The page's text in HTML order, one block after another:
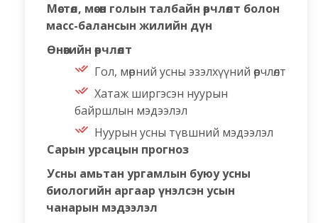
Мөстөл, мөсөн голын талбайн өөрчлөлт болон
масс-балансын жилийн дүн
Өнөөгийн өөрчлөлт
Гол, мөрний усны эзэлхүүний өөрчлөлт
Хатаж ширгэсэн нуурын
байршлын мэдээлэл
Нуурын усны түвшний мэдээлэл
Сарын урсацын прогноз
Усны амьтан ургамлын буюу усны
биологийн аргаар үнэлсэн усын
чанарын мэдээлэл